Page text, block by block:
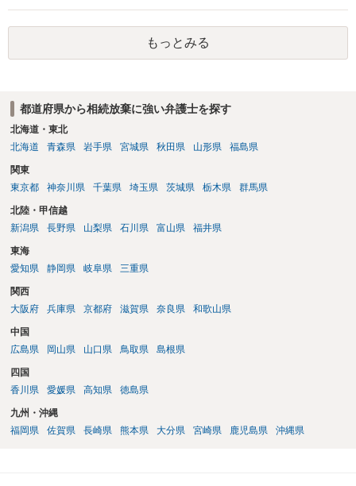
いただければ幸いです。
もっとみる
都道府県から相続放棄に強い弁護士を探す
北海道・東北
北海道
青森県 岩手県 宮城県 秋田県 山形県 福島県
関東
東京都
神奈川県 千葉県 埼玉県 茨城県 栃木県 群馬県
北陸・甲信越
新潟県
長野県 山梨県 石川県 富山県 福井県
東海
愛知県
静岡県 岐阜県 三重県
関西
大阪府
兵庫県 京都府 滋賀県 奈良県 和歌山県
中国
広島県
岡山県 山口県 鳥取県 島根県
四国
香川県
愛媛県 高知県 徳島県
九州・沖縄
福岡県
佐賀県 長崎県 熊本県 大分県 宮崎県 鹿児島県 沖縄県